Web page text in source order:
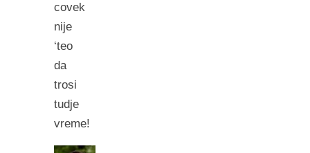
covek
nije
‘teo
da
trosi
tudje
vreme!